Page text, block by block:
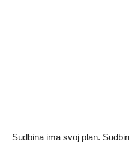
Sudbina ima svoj plan.